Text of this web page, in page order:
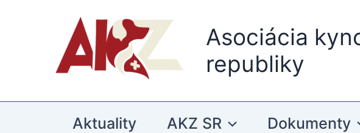
Asociácia
republiky
Aktuality AKZ SR Dokumenty